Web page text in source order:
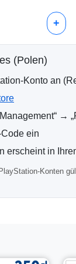
Preisbereich
PSN-Code
was
nur mit
kann der
+
(Polen)
Konto an
→
ein
erscheint in
Konten